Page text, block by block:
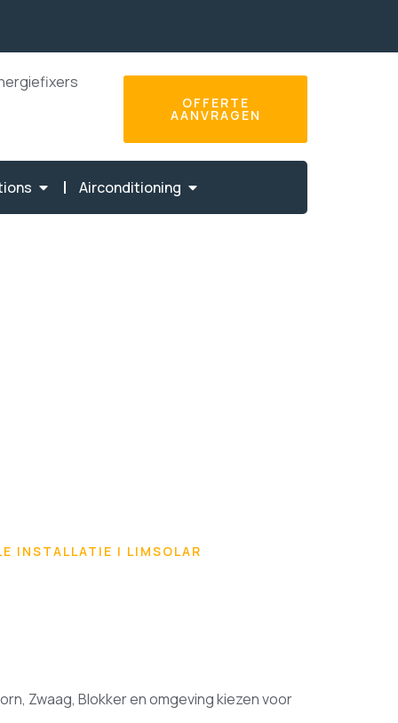
OFFERTE
AANVRAGEN
Airconditioning
INSTALLATIE | LIMSOLAR
Zwaag, Blokker en omgeving kiezen voor